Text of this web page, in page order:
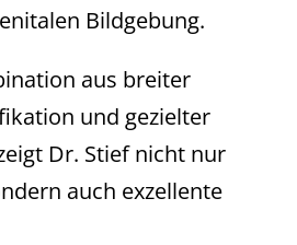
Bildgebung.
aus breiter
und gezielter
Dr. Stief nicht nur
auch exzellente